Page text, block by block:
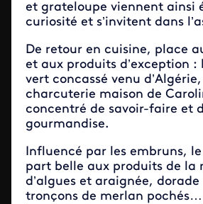
et grateloupe viennent ainsi
curiosité et s’invitent dans
De retour en cuisine, place
et aux produits d’exception
vert concassé venu
charcuterie maison de
concentré de savoir-faire et
gourmandise.
Influencé par les embruns,
part belle aux produits de la
d’algues et araignée, dorade
tronçons de merlan